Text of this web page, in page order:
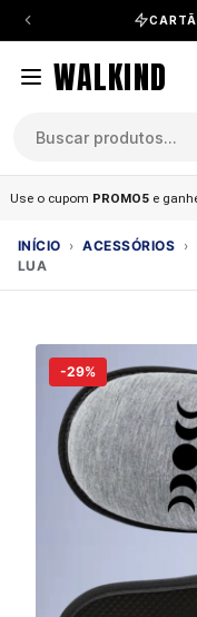
WALKIND
Use o cupom PROMO5 e
INÍCIO › ACESSÓRIOS ›
LUA
-29%